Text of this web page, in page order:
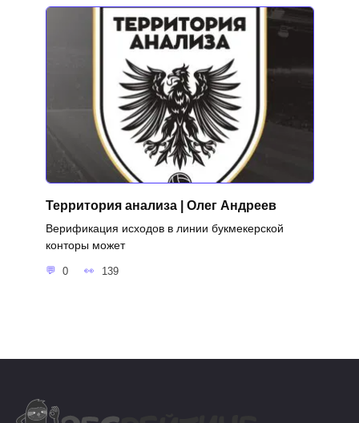
Территория анализа | Олег Андреев
Верификация исходов в линии букмекерской
конторы может
0 139